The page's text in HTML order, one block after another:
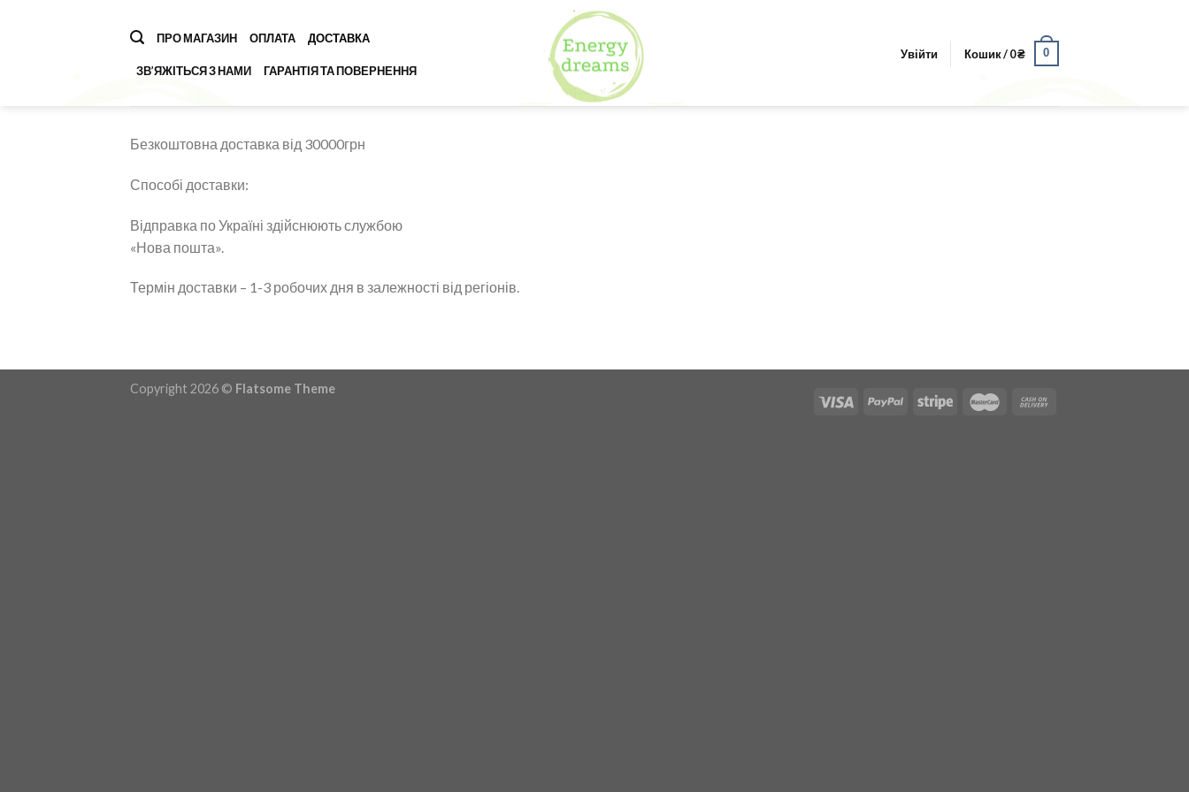
ПРО МАГАЗИН ОПЛАТА ДОСТАВКА
ЗВ’ЯЖІТЬСЯ З НАМИ ГАРАНТІЯ ТА ПОВЕРНЕННЯ
Увійти Кошик /0₴ 0
Безкоштовна доставка від 30000грн
Способі доставки:
Відправка по Україні здійснюють службою
«Нова пошта».
Термін доставки – 1-3 робочих дня в залежності від регіонів.
Copyright 2026 © Flatsome Theme